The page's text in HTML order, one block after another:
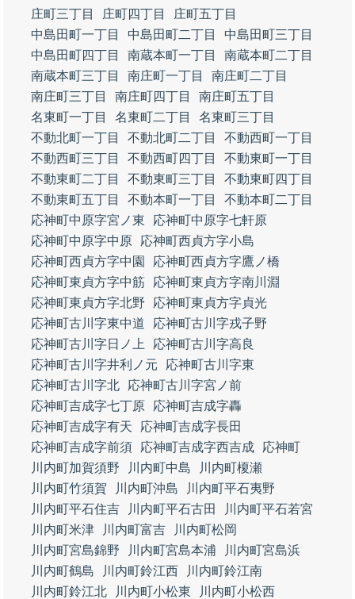
庄町三丁目
庄町四丁目
庄町五丁目
中島田町一丁目
中島田町二丁目
中島田町三丁目
中島田町四丁目
南蔵本町一丁目
南蔵本町二丁目
南蔵本町三丁目
南庄町一丁目
南庄町二丁目
南庄町三丁目
南庄町四丁目
南庄町五丁目
名東町一丁目
名東町二丁目
名東町三丁目
不動北町一丁目
不動北町二丁目
不動西町一丁目
不動西町三丁目
不動西町四丁目
不動東町一丁目
不動東町二丁目
不動東町三丁目
不動東町四丁目
不動東町五丁目
不動本町一丁目
不動本町二丁目
応神町中原字宮ノ東
応神町中原字七軒原
応神町中原字中原
応神町西貞方字小島
応神町西貞方字中園
応神町西貞方字鷹ノ橋
応神町東貞方字中筋
応神町東貞方字南川淵
応神町東貞方字北野
応神町東貞方字貞光
応神町古川字東中道
応神町古川字戎子野
応神町古川字日ノ上
応神町古川字高良
応神町古川字井利ノ元
応神町古川字東
応神町古川字北
応神町古川字宮ノ前
応神町吉成字七丁原
応神町吉成字轟
応神町吉成字有天
応神町吉成字長田
応神町吉成字前須
応神町吉成字西吉成
応神町
川内町加賀須野
川内町中島
川内町榎瀬
川内町竹須賀
川内町沖島
川内町平石夷野
川内町平石住吉
川内町平石古田
川内町平石若宮
川内町米津
川内町富吉
川内町松岡
川内町宮島錦野
川内町宮島本浦
川内町宮島浜
川内町鶴島
川内町鈴江西
川内町鈴江南
川内町鈴江北
川内町小松東
川内町小松西